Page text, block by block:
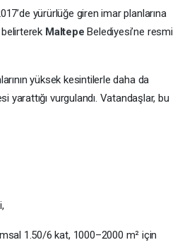
yürürlüğe giren imar planlarına
MaltepeBelediyesi’ne resmi
yüksek kesintilerle daha da
vurgulandı. Vatandaşlar, bu
1.50/6 kat, 1000–2000 m² için